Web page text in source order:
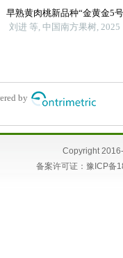
Copyright
备案许可证： 豫ICP备